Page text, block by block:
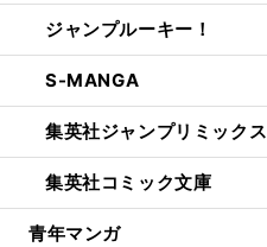
ジャンプルーキー！
S-MANGA
集英社ジャンプリミックス
集英社コミック文庫
青年マンガ